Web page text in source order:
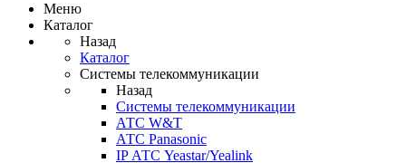
Меню
Каталог
Назад
Каталог
Системы телекоммуникации
Назад
Системы телекоммуникации
АТС W&T
АТС Panasonic
IP АТС Yeastar/Yealink